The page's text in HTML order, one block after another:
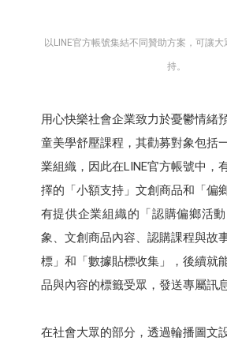
以LINE官方帳號集結不同贊助方案，可讓
持。
用心快樂社會企業致力於憂鬱情緒
童美學舒壓課程，其勸募對象包括
業組織，因此在LINE官方帳號中，
擇的「小額支持」文創商品和「偏
有提供企業組織的「認購偏鄉活
象、文創商品內容、認購課程與故
標」和「數據貼標收集」，後續就
品與內容的標籤受眾，發送專屬訊息
在社會大眾的部分，透過輪播圖文